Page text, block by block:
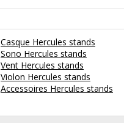
Casque Hercules stands
Sono Hercules stands
Vent Hercules stands
Violon Hercules stands
Accessoires Hercules stands